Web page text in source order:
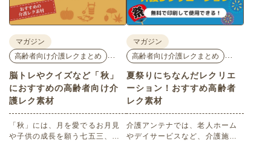
マガジン
高齢者向け介護レクまとめ
脳トレやクイズなど「秋」
におすすめの高齢者向け介
護レク素材
「秋」には、月を愛でるお月見
や子供の成長を願う七五三、深
マガジン
高齢者向け介護レクまとめ
夏祭りにちなんだレクリエ
ーション！おすすめ高齢者
レク素材
介護アンテナでは、老人ホーム
やデイサービスなど、介護施設